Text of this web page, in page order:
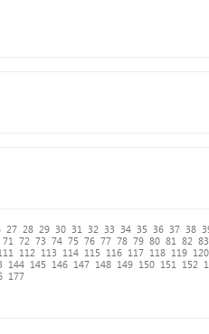
27 28 29 30 31 32 33 34 35 36 37 38
71 72 73 74 75 76 77 78 79 80 81 82 83
112 113 114 115 116 117 118 119 120
144 145 146 147 148 149 150 151 152
177